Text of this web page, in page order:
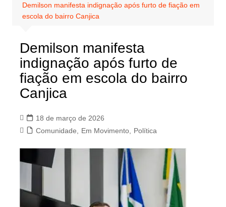
Demilson manifesta indignação após furto de fiação em
escola do bairro Canjica
Demilson manifesta
indignação após furto de
fiação em escola do bairro
Canjica
18 de março de 2026
Comunidade
Em Movimento, Política